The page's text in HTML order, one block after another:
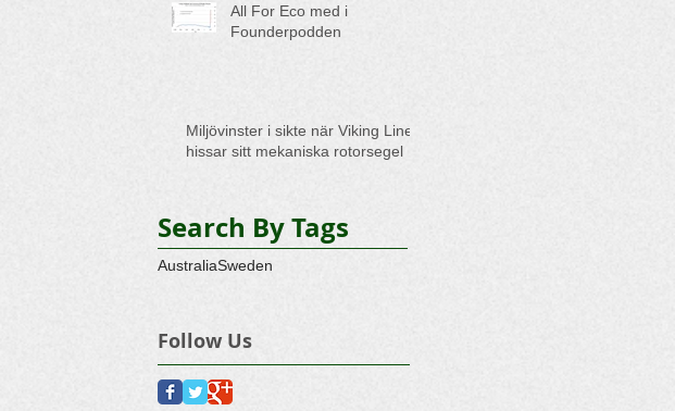
All For Eco med i
Founderpodden
Miljövinster i sikte när Viking Line
hissar sitt mekaniska rotorsegel
Search By Tags
AustraliaSweden
Follow Us